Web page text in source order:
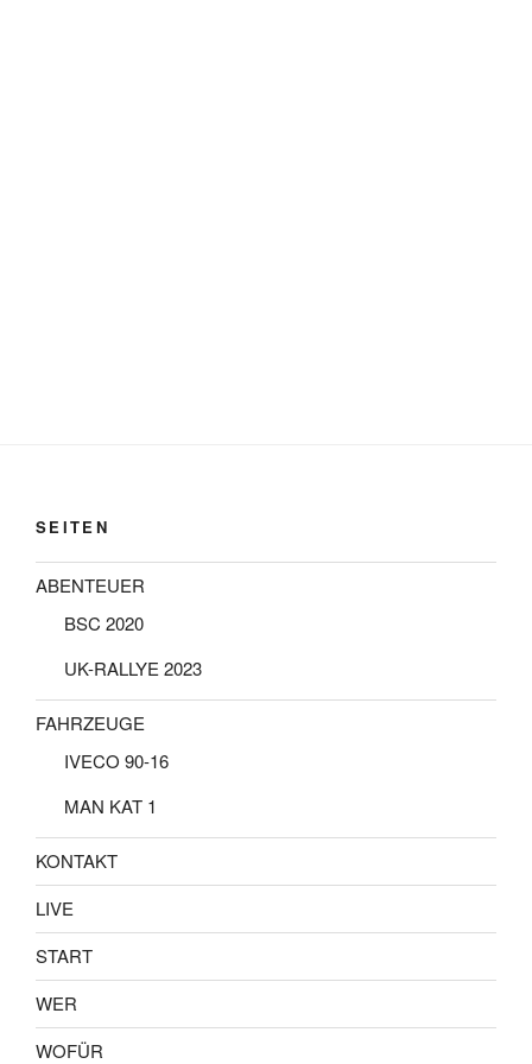
SEITEN
ABENTEUER
BSC 2020
UK-RALLYE 2023
FAHRZEUGE
IVECO 90-16
MAN KAT 1
KONTAKT
LIVE
START
WER
WOFÜR